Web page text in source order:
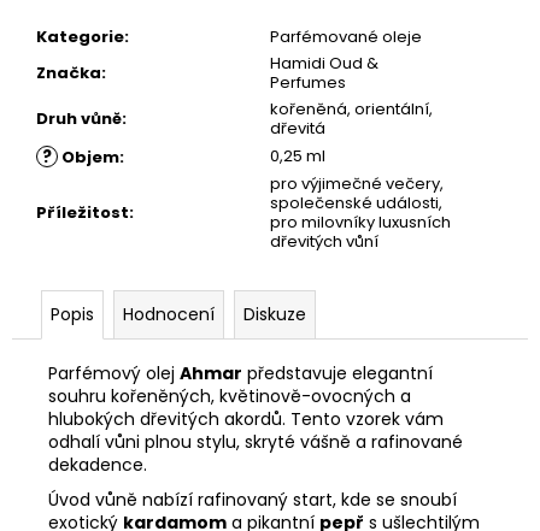
Kategorie:
Parfémované oleje
Značka:
Hamidi Oud &
Perfumes
Druh vůně:
kořeněná, orientální,
dřevitá
? Objem: 0,25 ml
Příležitost:
pro výjimečné večery,
společenské události,
pro milovníky luxusních
dřevitých vůní
Popis Hodnocení Diskuze
Parfémový olej Ahmar představuje elegantní
souhru kořeněných, květinově-ovocných a
hlubokých dřevitých akordů. Tento vzorek vám
odhalí vůni plnou stylu, skryté vášně a rafinované
dekadence.
Úvod vůně nabízí rafinovaný start, kde se snoubí
exotický kardamom a pikantní pepř s ušlechtilým
u
e
m